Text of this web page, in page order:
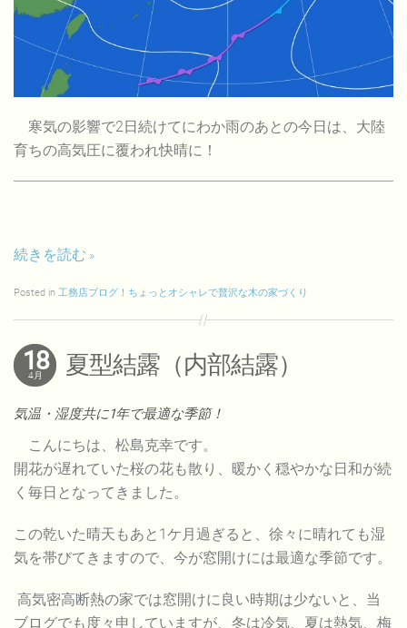
寒気の影響で2日続けてにわか雨のあとの今日は、大陸
育ちの高気圧に覆われ快晴に！
続きを読む
Posted in 工務店ブログ！ちょっとオシャレで贅沢な木の家づくり
18
4月 夏型結露（内部結露）
気温・湿度共に1年で最適な季節！
こんにちは、松島克幸です。
開花が遅れていた桜の花も散り、暖かく穏やかな日和が続
く毎日となってきました。
この乾いた晴天もあと1ケ月過ぎると、徐々に晴れても湿
気を帯びてきますので、今が窓開けには最適な季節です。
高気密高断熱の家では窓開けに良い時期は少ないと、当
ブログでも度々申していますが、冬は冷気、夏は熱気、梅